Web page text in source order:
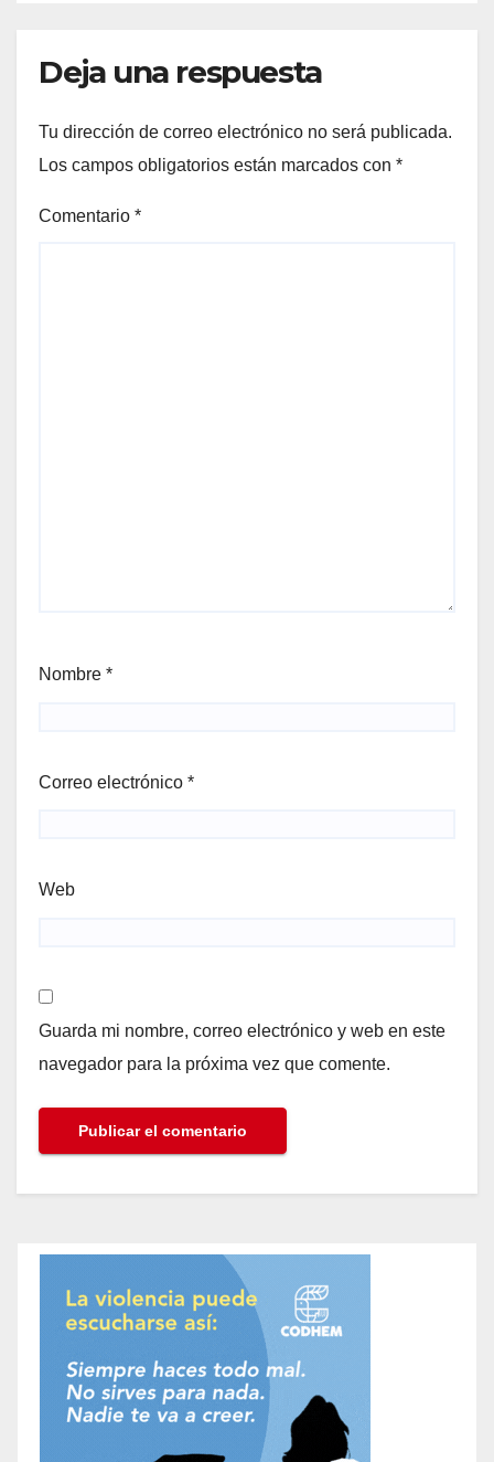
Deja una respuesta
Tu dirección de correo electrónico no será publicada.
Los campos obligatorios están marcados con *
Comentario *
Nombre *
Correo electrónico *
Web
Guarda mi nombre, correo electrónico y web en este
navegador para la próxima vez que comente.